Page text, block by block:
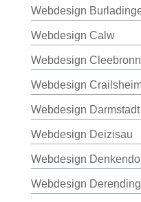
Webdesign
Webdesign Calw
Webdesign Cleebronn
Webdesign
Webdesign Darmstadt
Webdesign Deizisau
Webdesign
Webdesign